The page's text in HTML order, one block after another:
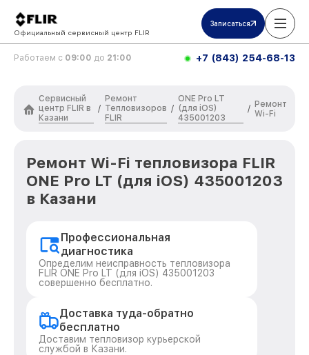
Официальный сервисный центр FLIR
Записаться
Работаем с 09:00 до 21:00 +7 (843) 254-68-13
Сервисный
центр FLIR в
Казани
/
Ремонт
Тепловизоров
FLIR
/
ONE Pro LT
(для iOS)
435001203
/ Ремонт
Wi-Fi
Ремонт Wi-Fi тепловизора FLIR
ONE Pro LT (для iOS) 435001203
в Казани
Профессиональная
диагностика
Определим неисправность тепловизора
FLIR ONE Pro LT (для iOS) 435001203
совершенно бесплатно.
Доставка туда-обратно
бесплатно
Доставим тепловизор курьерской
службой в Казани.